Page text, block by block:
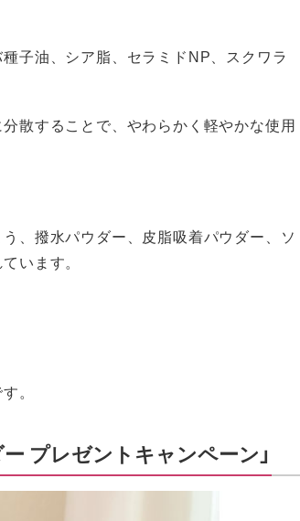
子油、シア脂、セラミドNP、スクワラ
散することで、やわらかく軽やかな使用
、撥水パウダー、皮脂吸着パウダー、ソ
います。
。
プレゼントキャンペーン」